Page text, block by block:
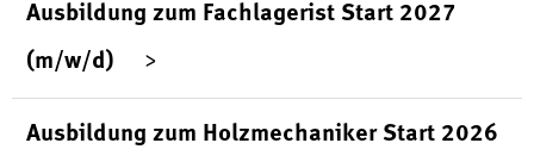
Ausbildung zum Fachlagerist Start 2027
(m/w/d)
Ausbildung zum Holzmechaniker Start 2026